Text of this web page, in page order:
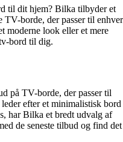
til dit hjem? Bilka tilbyder et
borde, der passer til enhver
moderne look eller et mere
bord til dig.
på TV-borde, der passer til
efter et minimalistisk bord
har Bilka et bredt udvalg af
de seneste tilbud og find det